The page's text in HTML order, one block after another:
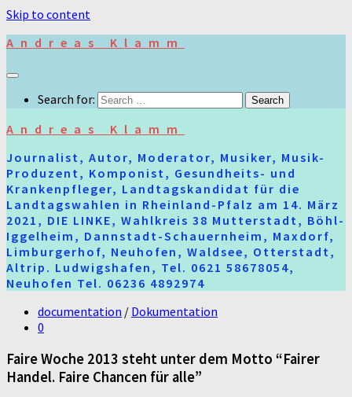
Skip to content
Andreas Klamm
Search for:
Andreas Klamm
Journalist, Autor, Moderator, Musiker, Musik-
Produzent, Komponist, Gesundheits- und
Krankenpfleger, Landtagskandidat für die
Landtagswahlen in Rheinland-Pfalz am 14. März
2021, DIE LINKE, Wahlkreis 38 Mutterstadt, Böhl-
Iggelheim, Dannstadt-Schauernheim, Maxdorf,
Limburgerhof, Neuhofen, Waldsee, Otterstadt,
Altrip. Ludwigshafen, Tel. 0621 58678054,
Neuhofen Tel. 06236 4892974
documentation / Dokumentation
0
Faire Woche 2013 steht unter dem Motto “Fairer
Handel. Faire Chancen für alle”